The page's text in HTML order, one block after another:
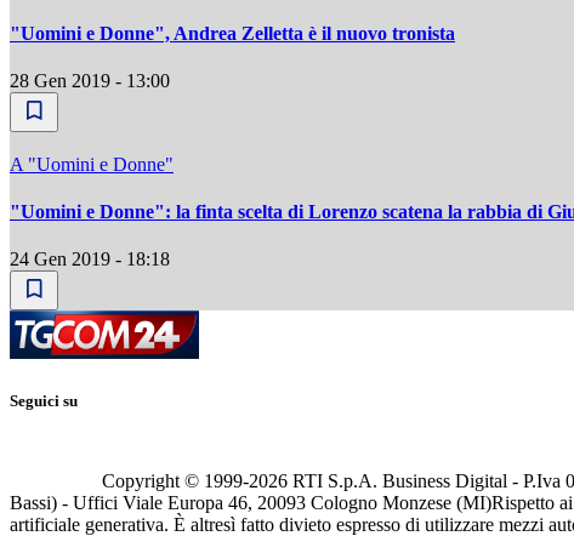
"Uomini e Donne", Andrea Zelletta è il nuovo tronista
28 Gen 2019 - 13:00
A "Uomini e Donne"
"Uomini e Donne": la finta scelta di Lorenzo scatena la rabbia di
24 Gen 2019 - 18:18
Seguici su
Copyright © 1999-2026 RTI S.p.A. Business Digital - P.Iva
Bassi) - Uffici Viale Europa 46, 20093 Cologno Monzese (MI)Rispetto
artificiale generativa. È altresì fatto divieto espresso di utilizzare mezzi